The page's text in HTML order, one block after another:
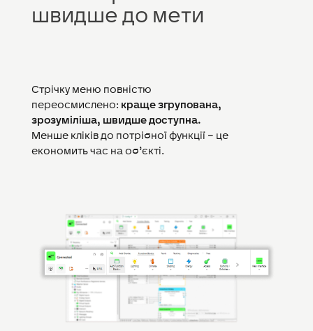
швидше до мети
Стрічку меню повністю
переосмислено: краще згрупована,
зрозуміліша, швидше доступна.
Менше кліків до потрібної функції – це
економить час на об’єкті.